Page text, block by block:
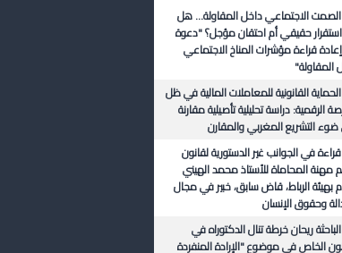
الصمت الاجتماعي داخل المقاولة... هل
حقيقي أم احتقان مؤجل؟ "دعوة
قراءة مؤشرات المناخ الاجتماعي
المقاولة"
الحماية القانونية للمعاملات المالية في ظل
الرقمية: دراسة تحليلية تأصيلية مقارنة
التشريع المغربي والمقارن
قراءة في الجوانب غير الدستورية لقانون
مهنة المحاماة للأستاذ محمد الهيني
بهيئة الرباط، قاض سابق، خبير في مجال
وحقوق الإنسان
الباحثة ريحان خرطة تنال الدكتوراه في
الخاص في موضوع "الإرادة المنفردة